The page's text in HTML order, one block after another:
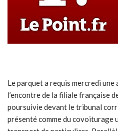
Le parquet a requis mercredi une
l’encontre de la filiale française
poursuivie devant le tribunal
présenté comme du covoiturage